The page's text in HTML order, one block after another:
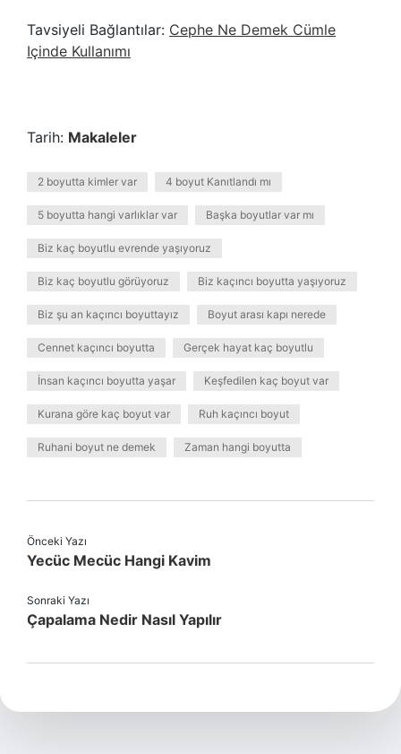
Tavsiyeli Bağlantılar: Cephe Ne Demek Cümle
Içinde Kullanımı
Tarih: Makaleler
2 boyutta kimler var 4 boyut Kanıtlandı mı
5 boyutta hangi varlıklar var Başka boyutlar var mı
Biz kaç boyutlu evrende yaşıyoruz
Biz kaç boyutlu görüyoruz Biz kaçıncı boyutta yaşıyoruz
Biz şu an kaçıncı boyuttayız Boyut arası kapı nerede
Cennet kaçıncı boyutta Gerçek hayat kaç boyutlu
İnsan kaçıncı boyutta yaşar Keşfedilen kaç boyut var
Kurana göre kaç boyut var Ruh kaçıncı boyut
Ruhani boyut ne demek Zaman hangi boyutta
Önceki Yazı
Yecüc Mecüc Hangi Kavim
Sonraki Yazı
Çapalama Nedir Nasıl Yapılır